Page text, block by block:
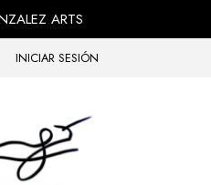
ARTS
INICIAR SESIÓN